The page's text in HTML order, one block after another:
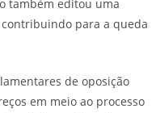
também editou uma
para a queda
de oposição
em meio ao processo